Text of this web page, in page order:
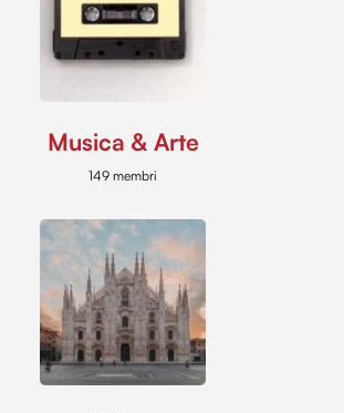
Musica & Arte
149 membri